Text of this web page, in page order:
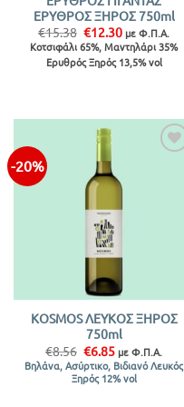
ΕΡΥΘΡΟΣ ΞΗΡΟΣ 750ml
€15.38 Original
price
was:
€15.38.
€12.30Η
τρέχουσα
τιμή
είναι:
με Φ.Π.Α.
Κοτσιφάλι 65%, Μαντηλάρι 35%
Ερυθρός Ξηρός 13,5% vol
-20%
KOSMOS ΛΕΥΚΟΣ ΞΗΡΟΣ
750ml
€8.56 Original
price
was:
€8.56.
€6.85Η
τρέχουσα
τιμή
είναι:
με Φ.Π.Α.
Βηλάνα, Ασύρτικο, Βιδιανό Λευκός
Ξηρός 12% vol